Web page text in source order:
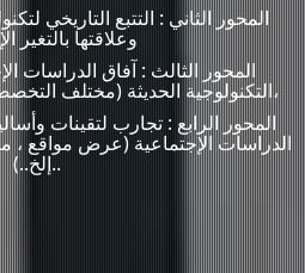
المحور الثاني : التتبع التاريخي
وعلاقتها بالتغير
المحور الثالث : آفاق الدراسات
التكنولوجية الحديثة (مختلف التخصصات الإجتماعية والإنسانية )،
المحور الرابع : تجارب لتقينات
الدراسات الإجتماعية (عرض مواقع ،
..إلخ..)